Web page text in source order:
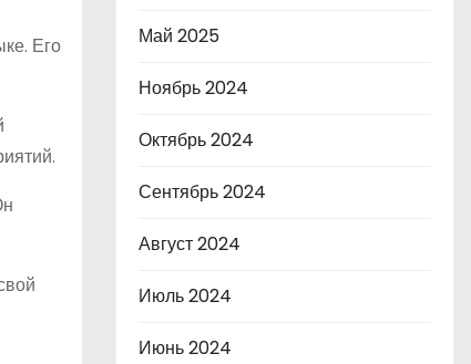
Его
Май 2025
Ноябрь 2024
Октябрь 2024
Сентябрь 2024
Август 2024
Июль 2024
Июнь 2024